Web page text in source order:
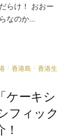
らけ！ おおー
なのか...
/ 香港島 / 香港生
ケーキシ
フィック